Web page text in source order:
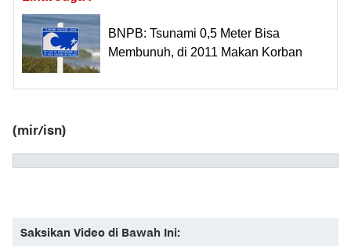
BNPB: Tsunami 0,5 Meter Bisa
Membunuh, di 2011 Makan Korban
(mir/isn)
Saksikan Video di Bawah Ini: